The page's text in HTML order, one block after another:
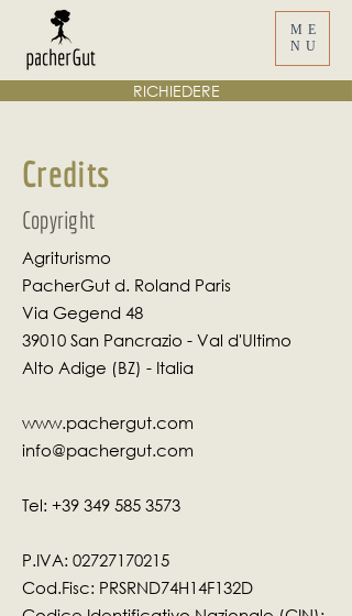
ME
NU
RICHIEDERE
Credits
Copyright
Agriturismo
PacherGut d. Roland Paris
Via Gegend 48
39010 San Pancrazio - Val d'Ultimo
Alto Adige (BZ) - Italia
www.pachergut.com
info@pachergut.com
Tel: +39 349 585 3573
P.IVA: 02727170215
Cod.Fisc: PRSRND74H14F132D